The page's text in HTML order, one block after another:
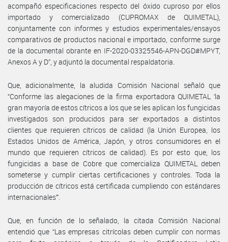
acompañó especificaciones respecto del óxido cuproso por ellos
importado y comercializado (CUPROMAX de QUIMETAL),
conjuntamente con informes y estudios experimentales/ensayos
comparativos de productos nacional e importado, conforme surge
de la documental obrante en IF-2020-03325546-APN-DGD#MPYT,
Anexos A y D”, y adjuntó la documental respaldatoria.
Que, adicionalmente, la aludida Comisión Nacional señaló que
“Conforme las alegaciones de la firma exportadora QUIMETAL ‘la
gran mayoría de estos cítricos a los que se les aplican los fungicidas
investigados son producidos para ser exportados a distintos
clientes que requieren cítricos de calidad (la Unión Europea, los
Estados Unidos de América, Japón, y otros consumidores en el
mundo que requieren cítricos de calidad). Es por esto que, los
fungicidas a base de Cobre que comercializa QUIMETAL deben
someterse y cumplir ciertas certificaciones y controles. Toda la
producción de cítricos está certificada cumpliendo con estándares
internacionales’”.
Que, en función de lo señalado, la citada Comisión Nacional
entendió que “Las empresas citrícolas deben cumplir con normas